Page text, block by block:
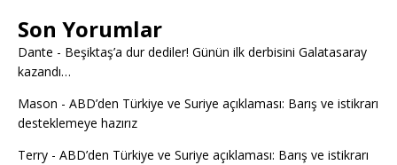
Son Yorumlar
Dante - Beşiktaş’a dur dediler! Günün ilk derbisini Galatasaray
kazandı…
Mason - ABD’den Türkiye ve Suriye açıklaması: Barış ve istikrarı
desteklemeye hazırız
Terry - ABD’den Türkiye ve Suriye açıklaması: Barış ve istikrarı